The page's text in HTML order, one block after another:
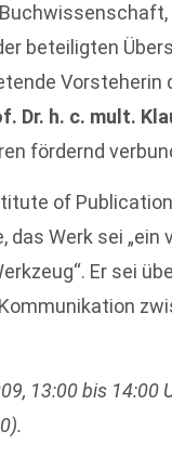
beteiligten
Vorsteherin
Dr. h. c. mult.
fördernd
of
Werk sei „ein
Er sei
13:00 bis 14:00